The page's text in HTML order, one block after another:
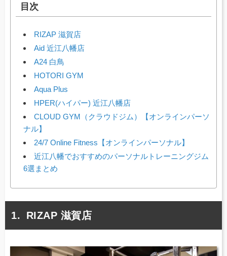
目次
RIZAP 滋賀店
Aid 近江八幡店
A24 白鳥
HOTORI GYM
Aqua Plus
HPER(ハイパー) 近江八幡店
CLOUD GYM（クラウドジム）【オンラインパーソ
ナル】
24/7 Online Fitness【オンラインパーソナル】
近江八幡でおすすめのパーソナルトレーニングジム
6選まとめ
RIZAP 滋賀店